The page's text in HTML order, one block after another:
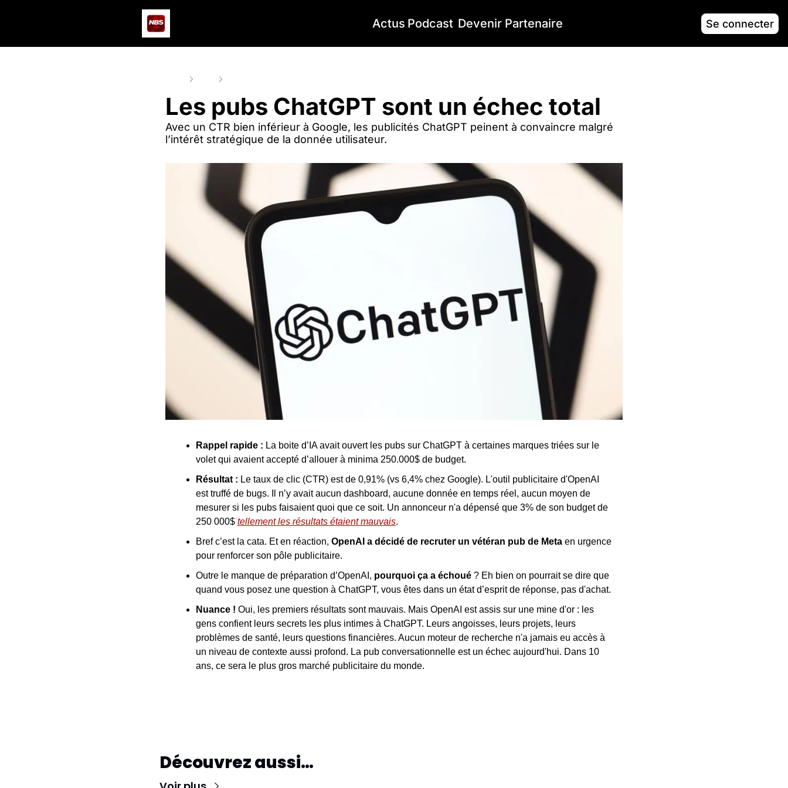
Actus Podcast Devenir Partenaire Se connecter
Les pubs ChatGPT sont un échec total
Avec un CTR bien inférieur à Google, les publicités ChatGPT peinent à convaincre malgré
l’intérêt stratégique de la donnée utilisateur.
Rappel rapide : La boite d’IA avait ouvert les pubs sur ChatGPT à certaines marques triées sur le
volet qui avaient accepté d’allouer à minima 250.000$ de budget.
Résultat : Le taux de clic (CTR) est de 0,91% (vs 6,4% chez Google). L'outil publicitaire d'OpenAI
est truffé de bugs. Il n’y avait aucun dashboard, aucune donnée en temps réel, aucun moyen de
mesurer si les pubs faisaient quoi que ce soit. Un annonceur n'a dépensé que 3% de son budget de
250 000$ tellement les résultats étaient mauvais.
Bref c’est la cata. Et en réaction, OpenAI a décidé de recruter un vétéran pub de Meta en urgence
pour renforcer son pôle publicitaire.
Outre le manque de préparation d’OpenAI, pourquoi ça a échoué ? Eh bien on pourrait se dire que
quand vous posez une question à ChatGPT, vous êtes dans un état d’esprit de réponse, pas d'achat.
Nuance ! Oui, les premiers résultats sont mauvais. Mais OpenAI est assis sur une mine d'or : les
gens confient leurs secrets les plus intimes à ChatGPT. Leurs angoisses, leurs projets, leurs
problèmes de santé, leurs questions financières. Aucun moteur de recherche n'a jamais eu accès à
un niveau de contexte aussi profond. La pub conversationnelle est un échec aujourd'hui. Dans 10
ans, ce sera le plus gros marché publicitaire du monde.
Découvrez aussi…